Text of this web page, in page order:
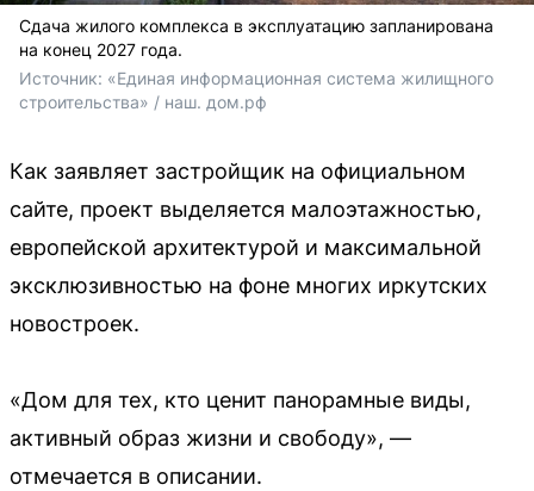
Сдача жилого комплекса в эксплуатацию запланирована
на конец 2027 года.
Источник: «Единая информационная система жилищного
строительства» / наш. дом.рф
Как заявляет застройщик на официальном
сайте, проект выделяется малоэтажностью,
европейской архитектурой и максимальной
эксклюзивностью на фоне многих иркутских
новостроек.
«Дом для тех, кто ценит панорамные виды,
активный образ жизни и свободу», —
отмечается в описании.